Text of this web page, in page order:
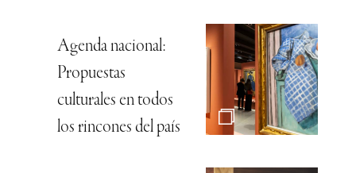
Agenda nacional:
Propuestas
culturales en todos
los rincones del país